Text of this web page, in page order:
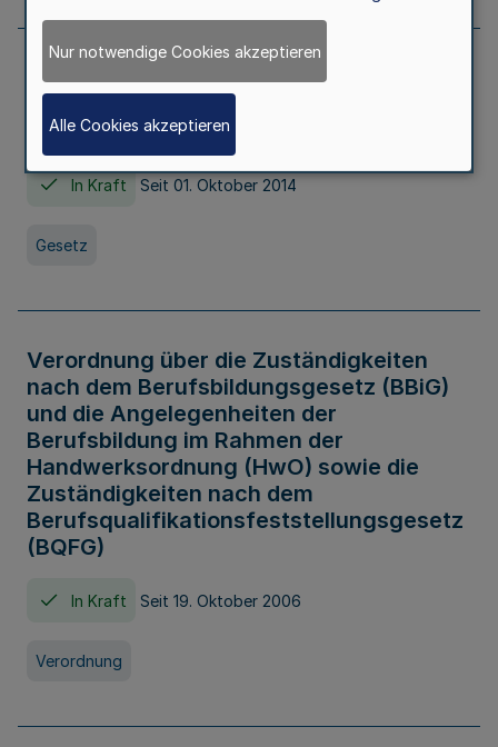
Gesetz über die Hochschulen des Landes
Nordrhein-Westfalen (Hochschulgesetz -
HG)
In Kraft Seit 01. Oktober 2014
Gesetz
Verordnung über die Zuständigkeiten
nach dem Berufsbildungsgesetz (BBiG)
und die Angelegenheiten der
Berufsbildung im Rahmen der
Handwerksordnung (HwO) sowie die
Zuständigkeiten nach dem
Berufsqualifikationsfeststellungsgesetz
(BQFG)
In Kraft Seit 19. Oktober 2006
Verordnung
Nur notwendige Cookies akzeptieren
Alle Cookies akzeptieren